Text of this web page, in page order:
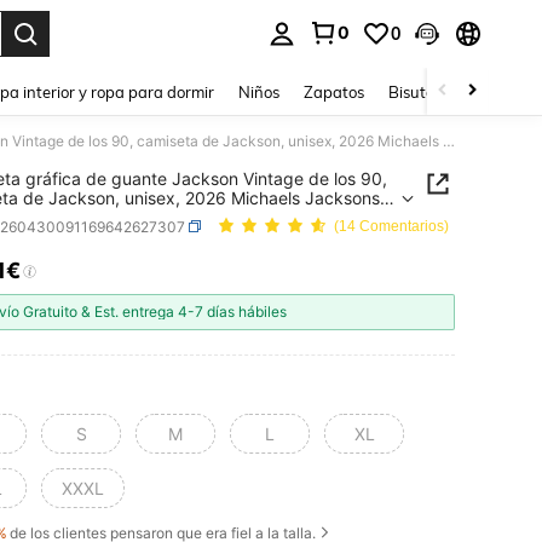
0 0
interior y ropa para dormir Niños Zapatos Bisutería Y
Camiseta gráfica de guante Jackson Vintage de los 90, camiseta de Jackson, unisex, 2026 Michaels Jacksons King Of Pop Rap Style camiseta Crew S 3Xl Heart & Slogan Bodybuilding Top Boyfriend
gráfica de guante Jackson Vintage de los 90,
de Jackson, unisex, 2026 Michaels Jacksons
Pop Rap Style camiseta Crew S 3Xl Heart &
Bodybuilding Top Boyfriend
(14 Comentarios)
AND AVAILABILITY
Gratuito & Est. entrega 4-7 días hábiles
S M L XL
XXXL
de los clientes pensaron que era fiel a la talla.